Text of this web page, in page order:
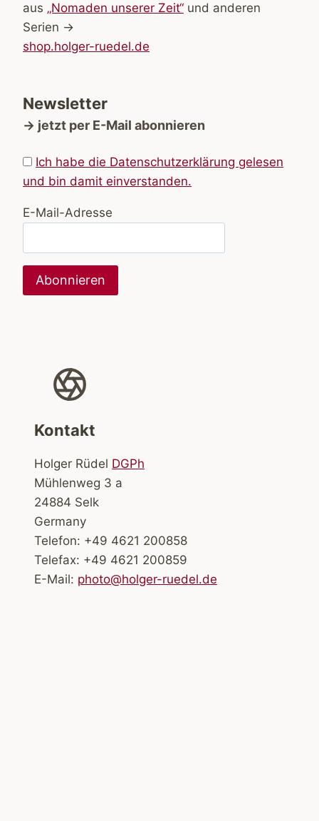
aus „Nomaden unserer Zeit“ und anderen
Serien →
shop.holger-ruedel.de
Newsletter
→ jetzt per E-Mail abonnieren
Ich habe die Datenschutzerklärung gelesen
und bin damit einverstanden.
E-Mail-Adresse
Kontakt
Holger Rüdel DGPh
Mühlenweg 3 a
24884 Selk
Germany
Telefon: +49 4621 200858
Telefax: +49 4621 200859
E-Mail: photo@holger-ruedel.de